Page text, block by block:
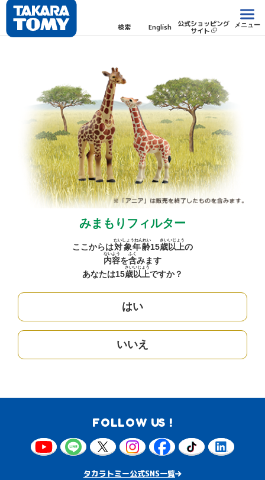
検索 English 公式ショッピング
サイト
メニュー
みまもりフィルター
ここからは対象年齢
たいしょうねんれい
15歳
さい
以上
いじょう
の
内容
ないよう
を含
ふく
みます
あなたは15歳
さい
以上
いじょう
ですか？
はい
いいえ
FOLLOW US !
タカラトミー公式SNS一覧